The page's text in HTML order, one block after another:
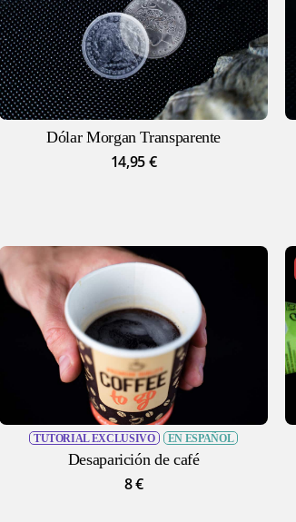
Dólar Morgan Transparente
14,95€
TUTORIAL EXCLUSIVO EN ESPAÑOL
Desaparición de café
8€